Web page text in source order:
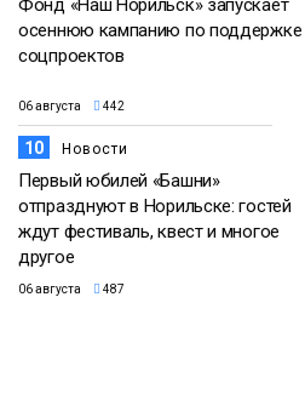
Фонд «Наш Норильск» запускает
осеннюю кампанию по поддержке
соцпроектов
06 августа 442
10 Новости
Первый юбилей «Башни»
отпразднуют в Норильске: гостей
ждут фестиваль, квест и многое
другое
06 августа 487